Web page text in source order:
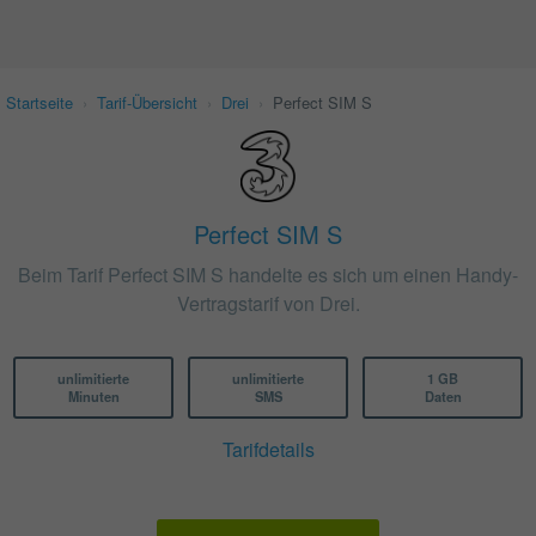
Startseite Tarif-Übersicht Drei Perfect SIM S
Perfect SIM S
Beim Tarif Perfect SIM S handelte es sich um einen Handy-
Vertragstarif von Drei.
unlimitierte
Minuten
unlimitierte
SMS
1 GB
Daten
Tarifdetails